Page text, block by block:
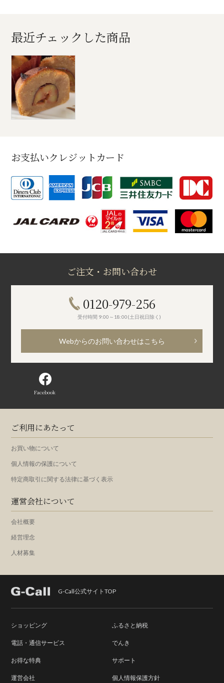
最近チェックした商品
お支払いクレジットカード
ご注文・お問い合わせ
0120-979-256
受付時間 9:00～18:00(土日祝日除く)
Webからのお問い合わせはこちら
Facebook
ご利用にあたって
お買い物について
個人情報の保護について
特定商取引に関する法律に基づく表示
運営会社について
会社概要
経営理念
人材募集
G-Call公式サイトTOP
ショッピング ふるさと納税
電話・通信サービス でんき
お得な特典 サポート
運営会社 個人情報保護方針